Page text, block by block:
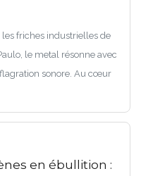
friches industrielles de
le metal résonne avec
sonore. Au cœur
en ébullition :